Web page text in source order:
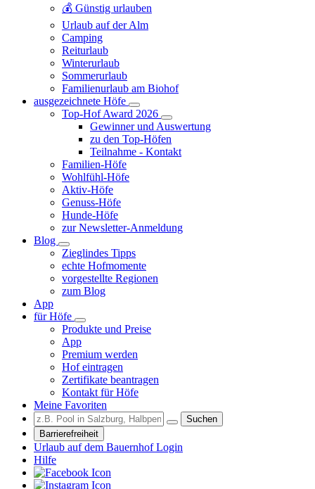
💰 Günstig urlauben
Urlaub auf der Alm
Camping
Reiturlaub
Winterurlaub
Sommerurlaub
Familienurlaub am Biohof
ausgezeichnete Höfe
Top-Hof Award 2026
Gewinner und Auswertung
zu den Top-Höfen
Teilnahme - Kontakt
Familien-Höfe
Wohlfühl-Höfe
Aktiv-Höfe
Genuss-Höfe
Hunde-Höfe
zur Newsletter-Anmeldung
Blog
Zieglindes Tipps
echte Hofmomente
vorgestellte Regionen
zum Blog
App
für Höfe
Produkte und Preise
App
Premium werden
Hof eintragen
Zertifikate beantragen
Kontakt für Höfe
Meine Favoriten
Suchen
Barrierefreiheit
Urlaub auf dem Bauernhof Login
Hilfe